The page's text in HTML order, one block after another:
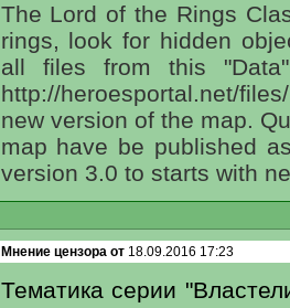
The Lord of the Rings
rings, look for hidden
all files from this
http://heroesportal.net/
new version of the map.
map have be published
version 3.0 to starts with
Мнение цензора от18.09.2016 17:23
Тематика серии